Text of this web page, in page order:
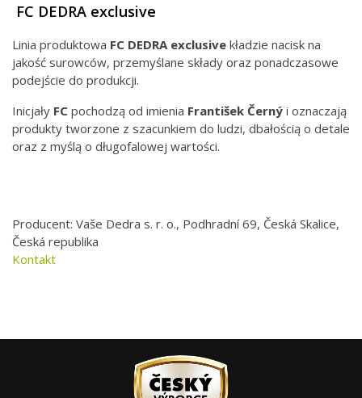
FC DEDRA exclusive
Linia produktowa FC DEDRA exclusive kładzie nacisk na
jakość surowców, przemyślane składy oraz ponadczasowe
podejście do produkcji.
Inicjały FC pochodzą od imienia František Černý i oznaczają
produkty tworzone z szacunkiem do ludzi, dbałością o detale
oraz z myślą o długofalowej wartości.
Producent: Vaše Dedra s. r. o., Podhradní 69, Česká Skalice,
Česká republika
Kontakt